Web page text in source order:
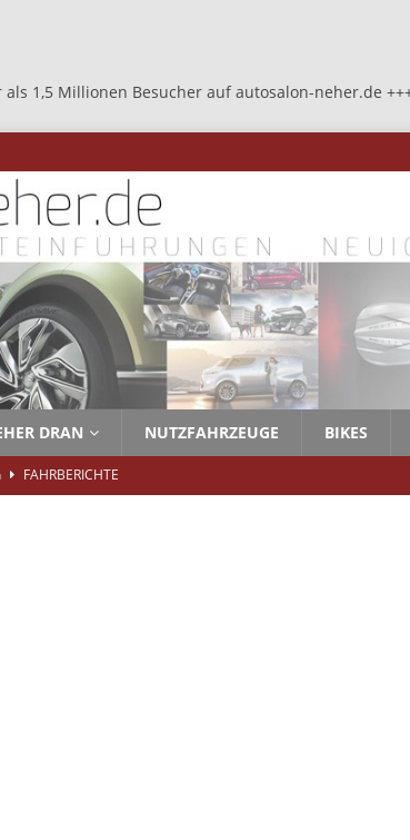
Besucher auf autosalon-neher.de +++ Mehr als
DRAN NUTZFAHRZEUGE BIKES
FAHRBERICHTE